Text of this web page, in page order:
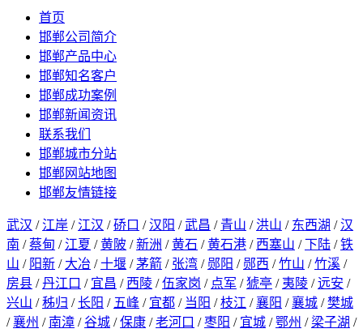
首页
邯郸公司简介
邯郸产品中心
邯郸知名客户
邯郸成功案例
邯郸新闻资讯
联系我们
邯郸城市分站
邯郸网站地图
邯郸友情链接
武汉 / 江岸 / 江汉 /硚口 /汉阳 /武昌 / 青山 / 洪山 / 东西湖 /汉
南 /蔡甸 / 江夏 /黄陂 /新洲 /黄石 /黄石港 / 西塞山 /下陆 /铁
山 / 阳新 / 大冶 /十堰 /茅箭 / 张湾 / 郧阳 / 郧西 /竹山 /竹溪 /
房县 /丹江口 / 宜昌 / 西陵 /伍家岗 / 点军 /猇亭 / 夷陵 /远安 /
兴山 /秭归 /长阳 / 五峰 / 宜都 / 当阳 /枝江 /襄阳 /襄城 /樊城
/襄州 / 南漳 /谷城 /保康 /老河口 /枣阳 / 宜城 /鄂州 / 梁子湖 /